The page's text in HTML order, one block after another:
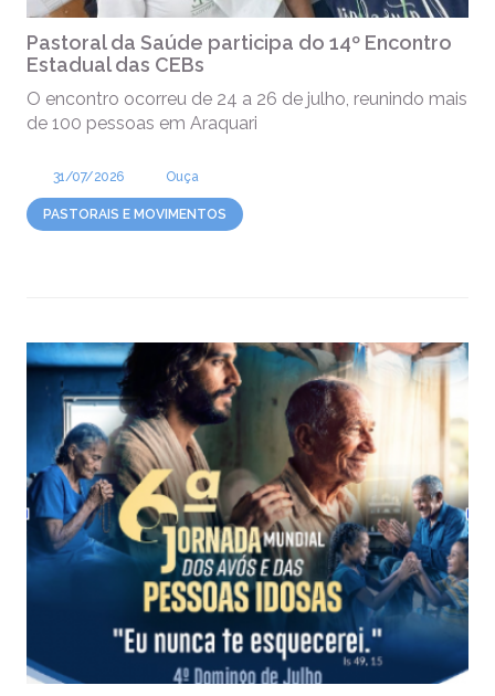
Pastoral da Saúde participa do 14º Encontro
Estadual das CEBs
O encontro ocorreu de 24 a 26 de julho, reunindo mais
de 100 pessoas em Araquari
31/07/2026 Ouça
PASTORAIS E MOVIMENTOS